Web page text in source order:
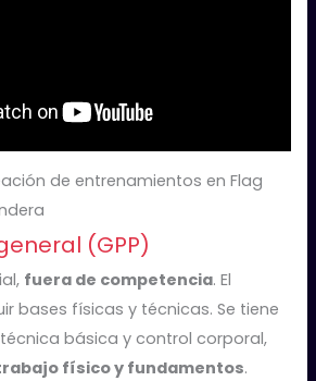
de entrenamientos en Flag
(GPP)
fuera de competencia. El
bases físicas y técnicas. Se tiene
básica y control corporal,
físico y fundamentos.